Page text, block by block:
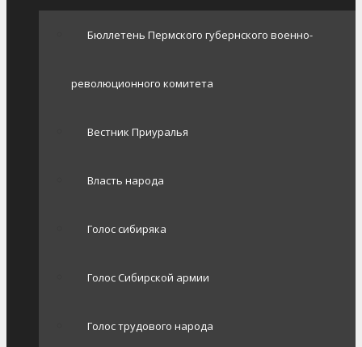
Бюллетень Пермского губернского военно-
революционного комитета
Вестник Приуралья
Власть народа
Голос сибиряка
Голос Сибирской армии
Голос трудового народа